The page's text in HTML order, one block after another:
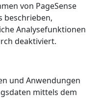
von PageSense
beschrieben,
Analysefunktionen
deaktiviert.
und Anwendungen
mittels dem